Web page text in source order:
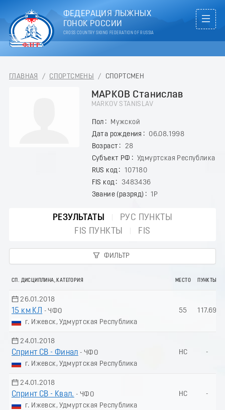
ФЕДЕРАЦИЯ ЛЫЖНЫХ
ГОНОК РОССИИ
CROSS COUNTRY SKIING FEDERATION OF RUSSIA
ГЛАВНАЯ / СПОРТСМЕНЫ / СПОРТСМЕН
МАРКОВ Станислав
MARKOV STANISLAV
Пол
Мужской
Дата рождения
06.08.1998
Возраст
28
Субъект РФ
Удмуртская Республика
RUS код
107180
FIS код
3483436
Звание (разряд)
1Р
РЕЗУЛЬТАТЫ
РУС ПУНКТЫ
FIS ПУНКТЫ
FIS
ФИЛЬТР
СП. ДИСЦИПЛИНА, КАТЕГОРИЯ МЕСТО ПУНКТЫ
26.01.2018
15 км КЛ
- ЧФО
г. Ижевск, Удмуртская Республика
55 117.69
24.01.2018
Спринт СВ - Финал - ЧФО
г. Ижевск, Удмуртская Республика
НС -
24.01.2018
Спринт СВ - Квал. - ЧФО
г. Ижевск, Удмуртская Республика
НС -